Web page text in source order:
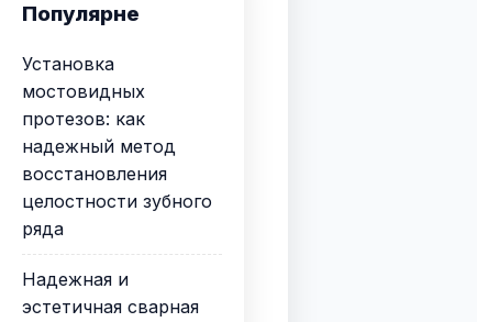
Популярне
Установка
мостовидных
протезов: как
надежный метод
восстановления
целостности зубного
ряда
Надежная и
эстетичная сварная